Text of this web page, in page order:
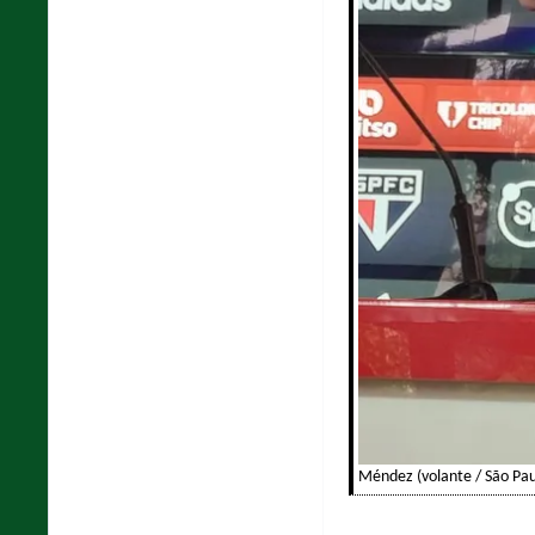
Méndez (volante / São